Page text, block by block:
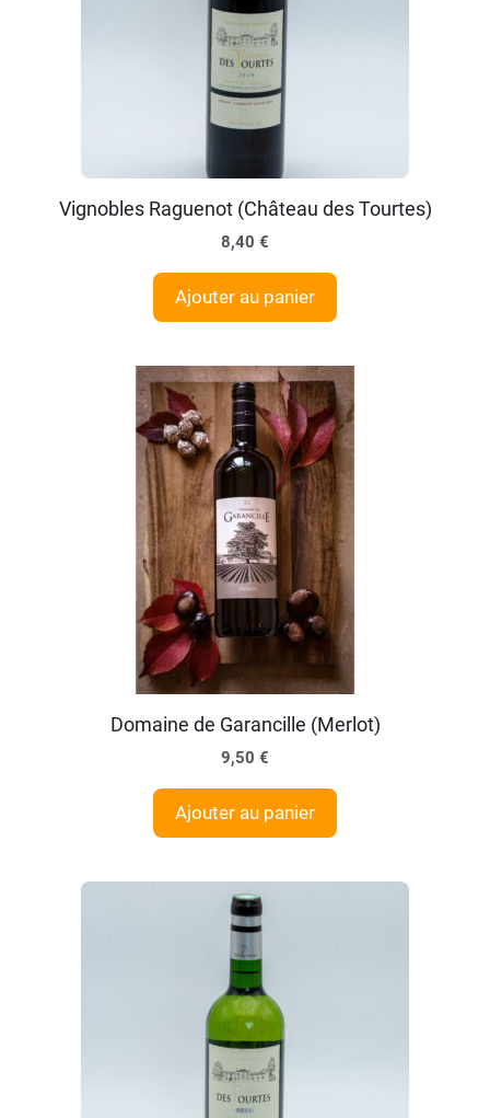
Vignobles Raguenot (Château des Tourtes)
8,40 €
Ajouter au panier
Domaine de Garancille (Merlot)
9,50 €
Ajouter au panier